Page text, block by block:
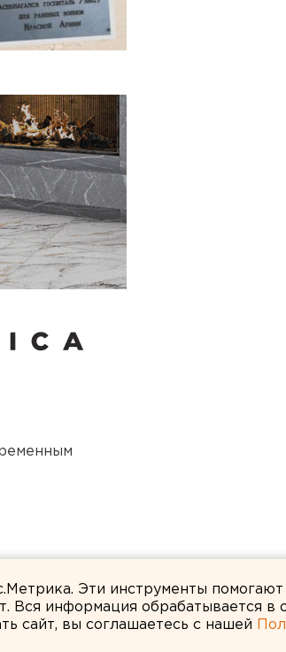
Эти инструменты помогают
Вся информация обрабатывается в
сайт, вы соглашаетесь с нашей